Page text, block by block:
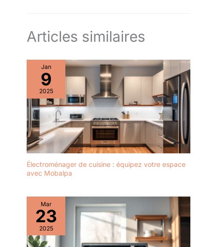
Articles similaires
Jan
9
2025
Électroménager de cuisine : équipez votre espace
avec Mobalpa
Mar
23
2025